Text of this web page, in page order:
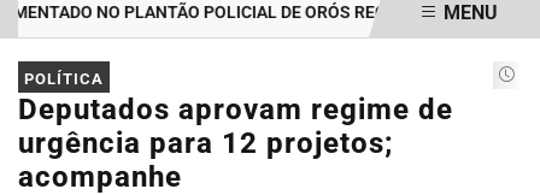
NO PLANTÃO POLICIAL DE ORÓS REGISTRA
EM ALTA
MENU
POLÍTICA
Deputados aprovam regime de
urgência para 12 projetos;
acompanhe